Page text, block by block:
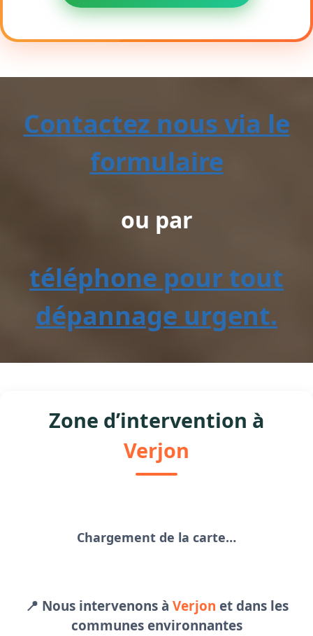
Contactez nous via le
formulaire
ou par
téléphone pour tout
dépannage urgent.
Zone d’intervention à
Verjon
Chargement de la carte…
📍 Nous intervenons à Verjon et dans les
communes environnantes